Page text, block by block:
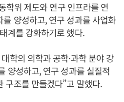
학위 제도와 연구 인프라를 연
를 양성하고, 연구 성과를 사업화
계를 강화하기로 했다.
학의 의학과 공학·과학 분야 강
양성하고, 연구 성과를 실질적
구조를 만들겠다”고 말했다.